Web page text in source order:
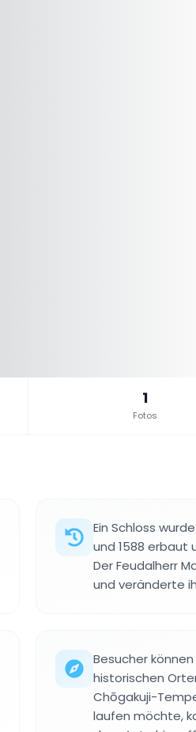
1
Fotos
Ein Schloss
und 1588 erbaut
Der Feudalherr
und veränderte
Besucher
historischen
Chōgakuji-
laufen möchte,